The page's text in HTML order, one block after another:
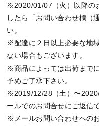
※2020/01/07（火）以降の
したら「お問い合わせ欄（
い。
※配達に２日以上必要な地
ない場合もございます。
※商品によっては出荷まで
予めご了承下さい。
※2019/12/28（土）〜
ールでのお問合せにご返信
※メールお問い合わせへの